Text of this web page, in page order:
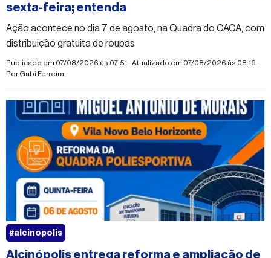
sexta-feira; entenda
Ação acontece no dia 7 de agosto, na Quadra do CACA, com
distribuição gratuita de roupas
Publicado em 07/08/2026 às 07:51 - Atualizado em 07/08/2026 às 08:19 -
PorGabi Ferreira
Alcinópolis entrega reforma e ampliação de
#alcinopolis